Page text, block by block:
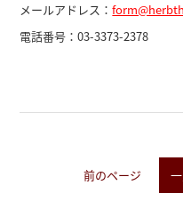
メールアドレス：
電話番号：03-3373-2378
前のページ